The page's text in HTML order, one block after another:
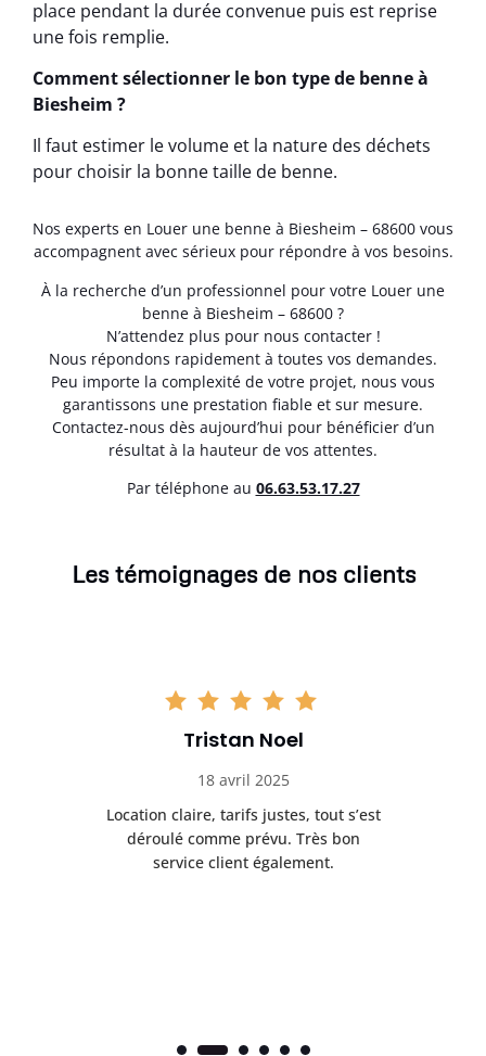
place pendant la durée convenue puis est reprise
une fois remplie.
Comment sélectionner le bon type de benne à
Biesheim ?
Il faut estimer le volume et la nature des déchets
pour choisir la bonne taille de benne.
Nos experts en Louer une benne à Biesheim – 68600 vous
accompagnent avec sérieux pour répondre à vos besoins.
À la recherche d’un professionnel pour votre Louer une
benne à Biesheim – 68600 ?
N’attendez plus pour nous contacter !
Nous répondons rapidement à toutes vos demandes.
Peu importe la complexité de votre projet, nous vous
garantissons une prestation fiable et sur mesure.
Contactez-nous dès aujourd’hui pour bénéficier d’un
résultat à la hauteur de vos attentes.
Par téléphone au 06.63.53.17.27
Les témoignages de nos clients
Tristan Noel
18 avril 2025
Location claire, tarifs justes, tout s’est
déroulé comme prévu. Très bon
service client également.